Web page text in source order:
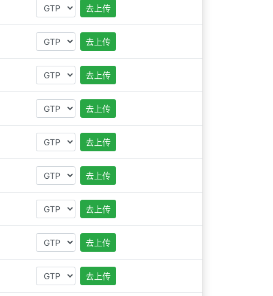
去上传
去上传
去上传
去上传
去上传
去上传
去上传
去上传
去上传